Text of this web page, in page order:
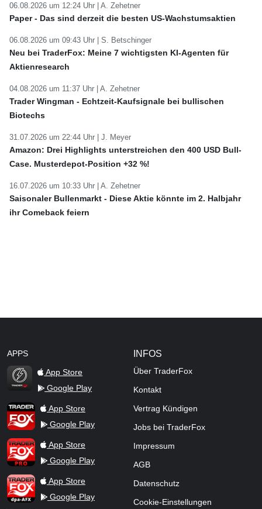
06.08.2026 um 12:24 Uhr | A. Zehetner
Paper - Das sind derzeit die besten US-Wachstumsaktien
06.08.2026 um 09:43 Uhr | S. Betschinger
Neu bei TraderFox: Meine 7 wichtigsten KI-Agenten für
Aktienresearch
04.08.2026 um 11:37 Uhr | A. Zehetner
Trader Wingman - Echtzeit-Kaufsignale bei bullischen
Biotechs
31.07.2026 um 22:44 Uhr | J. Meyer
Amazon: Drei Highlights unterstreichen den 400 USD Bull-
Case. Musterdepot-Position +32 %!
16.07.2026 um 10:33 Uhr | A. Zehetner
Saisonaler Bullenmarkt - Diese Aktie könnte im 2. Halbjahr
ihr Comeback feiern
APPS
TraderFox Flash
App Store
Google Play
TraderFox AppApp Store
Google Play
TraderFox ProApp Store
Google Play
TraderFox dpa-AFX ProFeed
App Store
Google Play
INFOS
Über TraderFox
Kontakt
Vertrag Kündigen
Jobs bei TraderFox
Impressum
AGB
Datenschutz
Cookie-Einstellungen